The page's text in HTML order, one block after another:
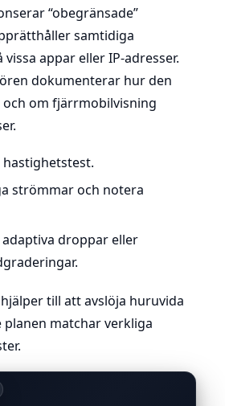
“obegränsade”
samtidiga
appar eller IP-adresser.
dokumenterar hur den
om fjärrmobilvisning
strömmar och notera
droppar eller
till att avslöja huruvida
matchar verkliga